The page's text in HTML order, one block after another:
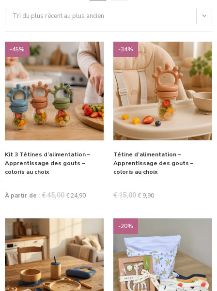
Tri du plus récent au plus ancien
-45%
Kit 3 Tétines d’alimentation –
Apprentissage des gouts –
coloris au choix
À partir de : €45,00 € 24,90
-34%
Tétine d’alimentation –
Apprentissage des gouts –
coloris au choix
€15,00 € 9,90
-20%